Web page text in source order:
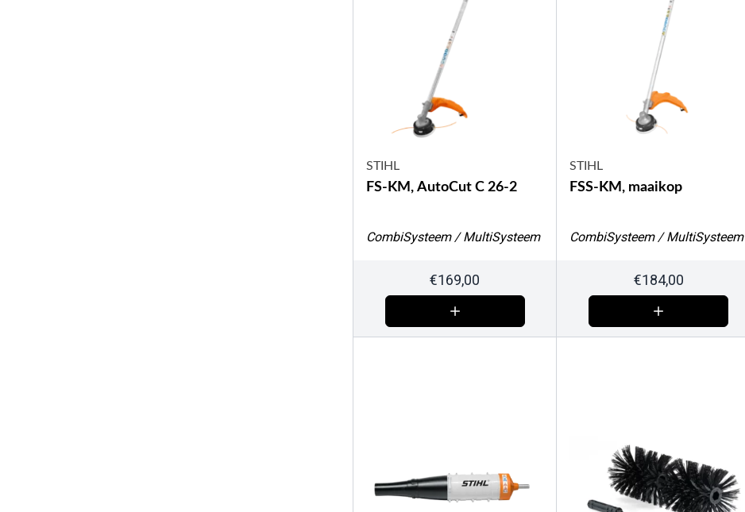
STIHL
FS-KM, AutoCut C 26-2
CombiSysteem / MultiSysteem
€169,00
STIHL
FSS-KM, maaikop
CombiSysteem / MultiSysteem
€184,00